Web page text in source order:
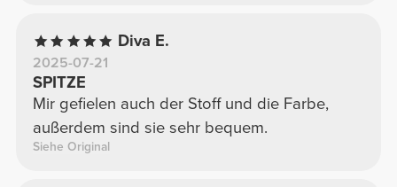
Diva E.
2025-07-21
SPITZE
Mir gefielen auch der Stoff und die Farbe,
außerdem sind sie sehr bequem.
Siehe Original